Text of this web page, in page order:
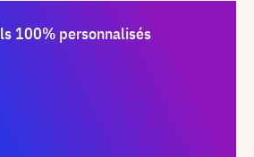
100% personnalisés